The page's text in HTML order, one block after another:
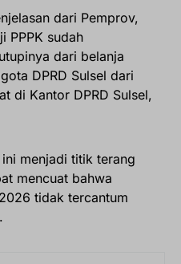
dari Pemprov,
PPPK sudah
dari belanja
DPRD Sulsel dari
di Kantor DPRD Sulsel,
menjadi titik terang
mencuat bahwa
tidak tercantum